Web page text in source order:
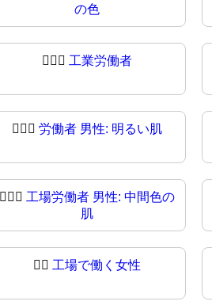
の色
🧑🏿‍⚖️ 工業労働者
👨🏻‍⚖ 労働者 男性: 明るい肌
👨🏾‍⚖️ 工場労働者 男性: 中間色の
肌
👩‍⚖ 工場で働く女性